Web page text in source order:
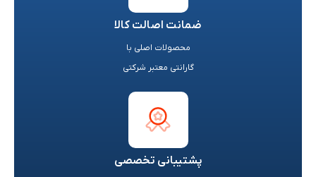
ضمانت اصالت کالا
محصولات اصلی با
گارانتی معتبر شرکتی
پشتیبانی تخصصی